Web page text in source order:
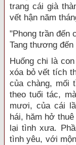
trang cái già
vết hận năm
"Phong trần đến
Tang thương
Huống chi là
xóa bỏ vết tích
của chàng, mối
theo tuổi tác,
mươi, của cái
hái, hăm hở
lại tình xưa.
tình yêu, với